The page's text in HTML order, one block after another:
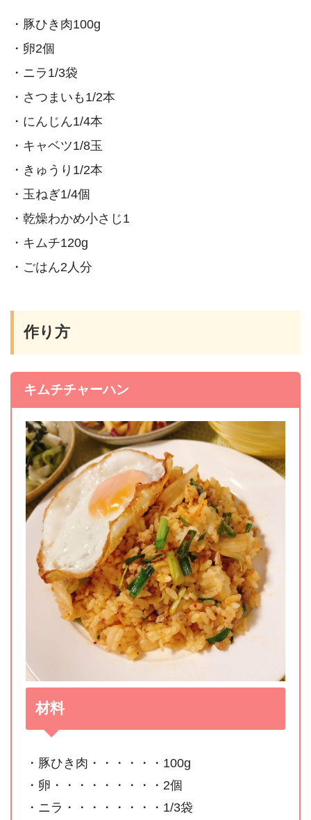
・豚ひき肉100g
・卵2個
・ニラ1/3袋
・さつまいも1/2本
・にんじん1/4本
・キャベツ1/8玉
・きゅうり1/2本
・玉ねぎ1/4個
・乾燥わかめ小さじ1
・キムチ120g
・ごはん2人分
作り方
キムチチャーハン
材料
・豚ひき肉・・・・・・100g
・卵・・・・・・・・・2個
・ニラ・・・・・・・・1/3袋